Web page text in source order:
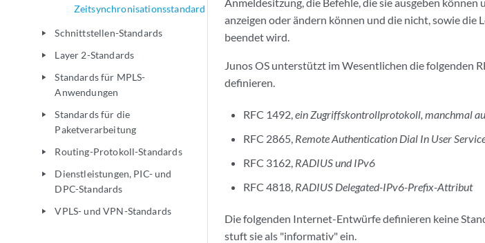
Zeitsynchronisationsstandard
play_arrow Schnittstellen-Standards
play_arrow Layer 2-Standards
play_arrow
Standards für MPLS-
Anwendungen
play_arrow
Standards für die
Paketverarbeitung
play_arrow Routing-Protokoll-Standards
play_arrow
Dienstleistungen, PIC- und
DPC-Standards
play_arrow VPLS- und VPN-Standards
anzeigen oder ändern können und die nicht, sowie
beendet wird.
Junos OS unterstützt im Wesentlichen die folgenden
definieren.
RFC 1492,ein Zugriffskontrollprotokoll, manchmal
RFC 2865, Remote Authentication Dial In User
RFC 3162, RADIUS und IPv6
RFC 4818, RADIUS Delegated-IPv6-Prefix-Attribut
Die folgenden Internet-Entwürfe definieren keine
stuft sie als "informativ" ein.